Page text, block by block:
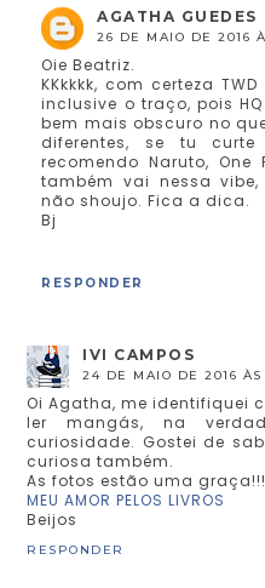
AGATHA GUEDES
26 DE MAIO DE 2016
Oie Beatriz.
KKkkkk, com certeza
inclusive o traço, pois
bem mais obscuro no
diferentes, se tu
recomendo Naruto,
também vai nessa
não shoujo. Fica a dica.
Bj
RESPONDER
IVI CAMPOS
24 DE MAIO DE 2016 ÀS
Oi Agatha, me identifiquei
ler mangás, na
curiosidade. Gostei de
curiosa também.
As fotos estão uma graça!!!
MEU AMOR PELOS LIVROS
Beijos
RESPONDER